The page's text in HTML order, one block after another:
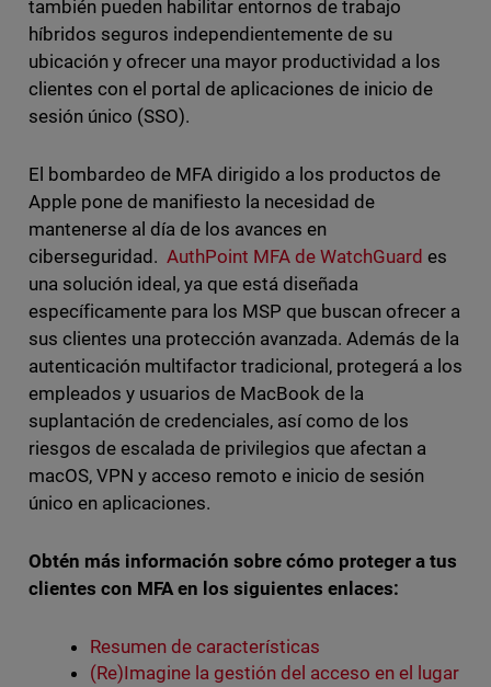
también pueden habilitar entornos de trabajo
híbridos seguros independientemente de su
ubicación y ofrecer una mayor productividad a los
clientes con el portal de aplicaciones de inicio de
sesión único (SSO).
El bombardeo de MFA dirigido a los productos de
Apple pone de manifiesto la necesidad de
mantenerse al día de los avances en
ciberseguridad. AuthPoint MFA de WatchGuard es
una solución ideal, ya que está diseñada
específicamente para los MSP que buscan ofrecer a
sus clientes una protección avanzada. Además de la
autenticación multifactor tradicional, protegerá a los
empleados y usuarios de MacBook de la
suplantación de credenciales, así como de los
riesgos de escalada de privilegios que afectan a
macOS, VPN y acceso remoto e inicio de sesión
único en aplicaciones.
Obtén más información sobre cómo proteger a tus
clientes con MFA en los siguientes enlaces:
Resumen de características
(Re)Imagine la gestión del acceso en el lugar